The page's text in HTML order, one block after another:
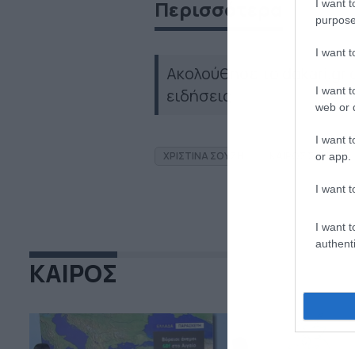
I want
I want
I want
web or
I want
or app.
I want
I want
Περισσότερα
Ακολούθησε το dokari.gr
ειδήσεις
ΧΡΙΣΤΙΝΑ ΣΟΥΖΗ ΚΑΙΡΟΣ ΣΗΜΕΡΑ
ΚΑΙΡΟΣ